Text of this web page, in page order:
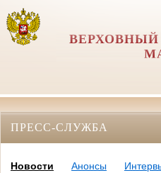
ВЕРХОВНЫЙ
ПРЕСС-СЛУЖБА
Новости Анонсы